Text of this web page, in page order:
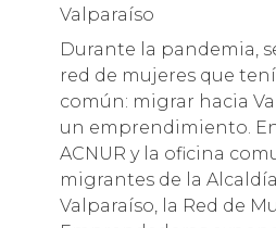
Valparaíso
Durante la pandemia,
red de mujeres que
común: migrar hacia
un emprendimiento.
ACNUR y la oficina
migrantes de la
Valparaíso, la Red de